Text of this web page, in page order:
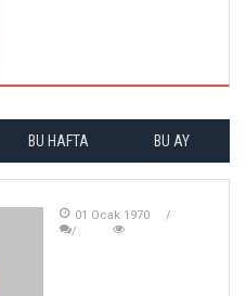
BU HAFTA BU AY
01 Ocak 1970